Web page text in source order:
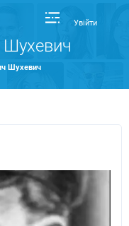
Увійти
Шухевич